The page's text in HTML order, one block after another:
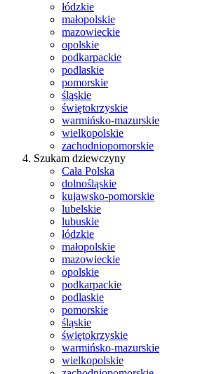
łódzkie
małopolskie
mazowieckie
opolskie
podkarpackie
podlaskie
pomorskie
śląskie
świętokrzyskie
warmińsko-mazurskie
wielkopolskie
zachodniopomorskie
Szukam dziewczyny
Cała Polska
dolnośląskie
kujawsko-pomorskie
lubelskie
lubuskie
łódzkie
małopolskie
mazowieckie
opolskie
podkarpackie
podlaskie
pomorskie
śląskie
świętokrzyskie
warmińsko-mazurskie
wielkopolskie